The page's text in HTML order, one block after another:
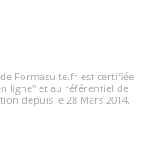
Formasuite.fr est certifiée
ligne" et au référentiel de
depuis le 28 Mars 2014.